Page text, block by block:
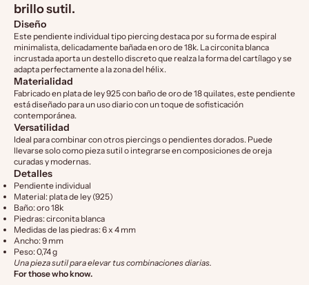
brillo sutil.
Diseño
Este pendiente individual tipo piercing destaca por su forma de espiral
minimalista, delicadamente bañada en oro de 18k. La circonita blanca
incrustada aporta un destello discreto que realza la forma del cartílago y se
adapta perfectamente a la zona del hélix.
Materialidad
Fabricado en plata de ley 925 con baño de oro de 18 quilates, este pendiente
está diseñado para un uso diario con un toque de sofisticación
contemporánea.
Versatilidad
Ideal para combinar con otros piercings o pendientes dorados. Puede
llevarse solo como pieza sutil o integrarse en composiciones de oreja
curadas y modernas.
Detalles
Pendiente individual
Material: plata de ley (925)
Baño: oro 18k
Piedras: circonita blanca
Medidas de las piedras: 6 x 4 mm
Ancho: 9 mm
Peso: 0,74 g
Una pieza sutil para elevar tus combinaciones diarias.
For those who know.